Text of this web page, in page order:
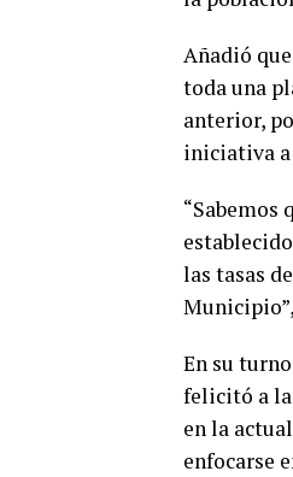
Añadió
toda una
anterior,
iniciativa a
“Sabemos
las tasas
En su
felicitó a la
en la
enfocarse